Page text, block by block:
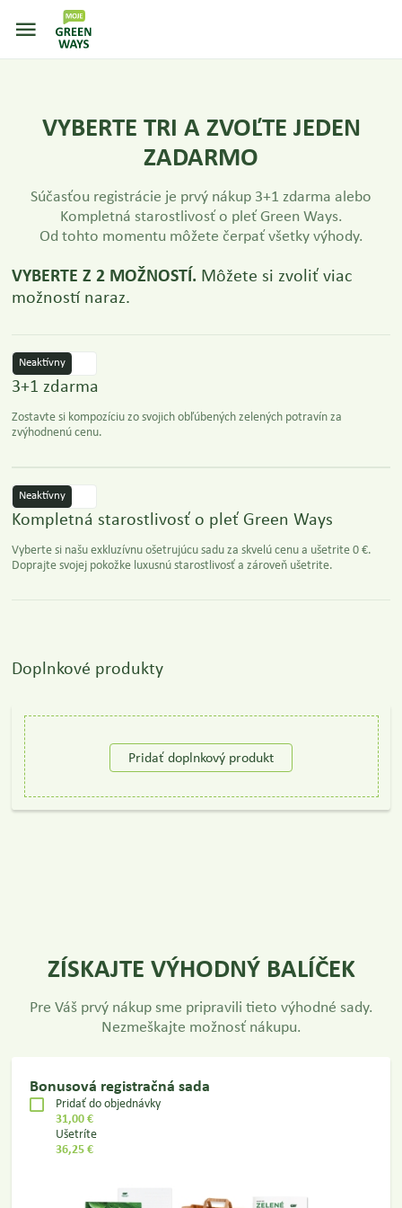
VYBERTE TRI A ZVOĽTE JEDEN
ZADARMO
Súčasťou registrácie je prvý nákup 3+1 zdarma alebo
Kompletná starostlivosť o pleť Green Ways.
Od tohto momentu môžete čerpať všetky výhody.
VYBERTE Z 2 MOŽNOSTÍ. Môžete si zvoliť viac
možností naraz.
Neaktívny
3+1 zdarma
Zostavte si kompozíciu zo svojich obľúbených zelených potravín za
zvýhodnenú cenu.
Neaktívny
Kompletná starostlivosť o pleť Green Ways
Vyberte si našu exkluzívnu ošetrujúcu sadu za skvelú cenu a ušetrite 0 €.
Doprajte svojej pokožke luxusnú starostlivosť a zároveň ušetrite.
Doplnkové produkty
Pridať doplnkový produkt
ZÍSKAJTE VÝHODNÝ BALÍČEK
Pre Váš prvý nákup sme pripravili tieto výhodné sady.
Nezmeškajte možnosť nákupu.
Bonusová registračná sada
Pridať do objednávky
31,00 €
Ušetríte
36,25 €